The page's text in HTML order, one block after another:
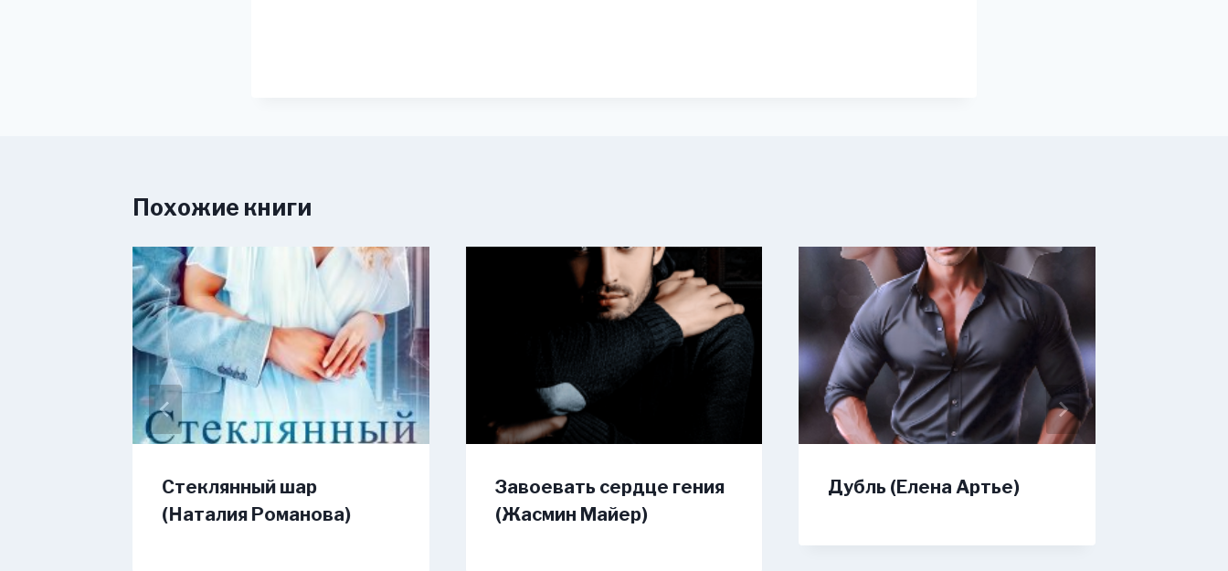
Похожие книги
Стеклянный шар
(Наталия Романова)
Завоевать сердце гения
(Жасмин Майер)
Дубль (Елена Артье)